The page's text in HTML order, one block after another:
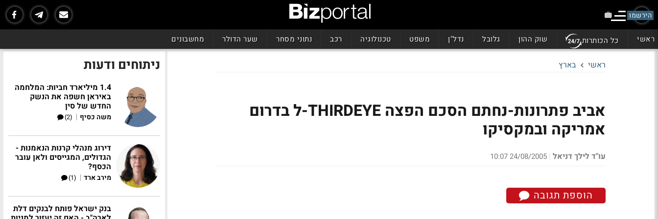
הירשמו
ראשי כל הכותרות שוק ההון גלובל נדל"ן משפט טכנולוגיה רכב נתוני מסחר שער הדולר מחשבונים
ראשי בארץ
אביב פתרונות-נחתם הסכם הפצה THIRDEYE-ל בדרום
אמריקה ובמקסיקו
עו"ד לילך דניאל |
24/08/2005 10:07
הוספת תגובה
ניתוחים ודעות
1.4 מיליארד חביות: המלחמה
באיראן חשפה את הנשק
החדש של סין
משה כסיף |
(2)
דירוג מנהלי קרנות הנאמנות -
הגדולים, המגייסים ולאן עובר
הכסף?
מירב ארד |
(1)
בנק ישראל פותח לבנקים דלת